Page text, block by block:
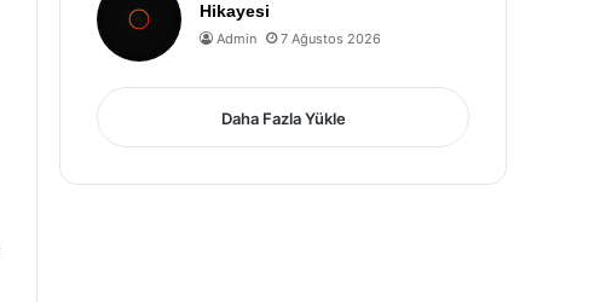
Hikayesi
Admin 7 Ağustos 2026
Daha Fazla Yükle